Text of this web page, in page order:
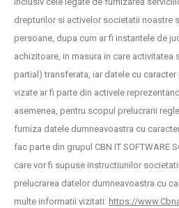
drepturilor si activelor societatii noastre
persoane, dupa cum ar fi instantele de
achizitoare, in masura in care activitatea
partial) transferata, iar datele cu
vizate ar fi parte din activele
asemenea, pentru scopul prelucrarii
furniza datele dumneavoastra cu
fac parte din grupul CBN IT SOFTWARE
care vor fi supuse instructiunilor
prelucrarea datelor dumneavoastra cu
multe informatii vizitati: https://